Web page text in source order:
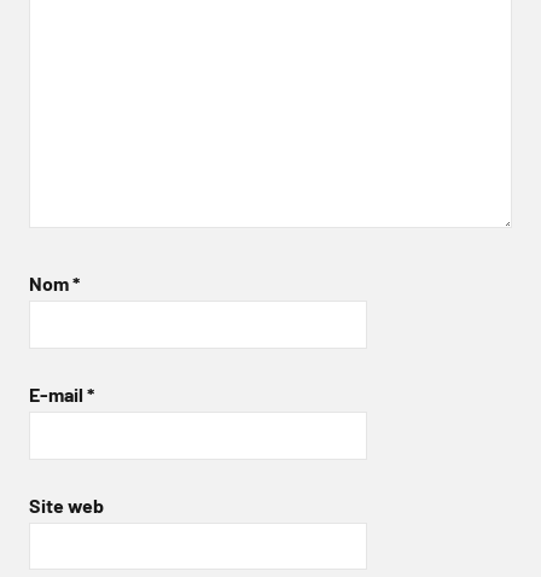
Nom*
E-mail *
Site web